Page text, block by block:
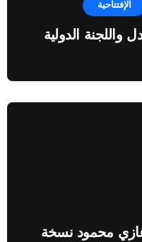
الإفتتاحية
واللجنة الدولية
محمود نسخة